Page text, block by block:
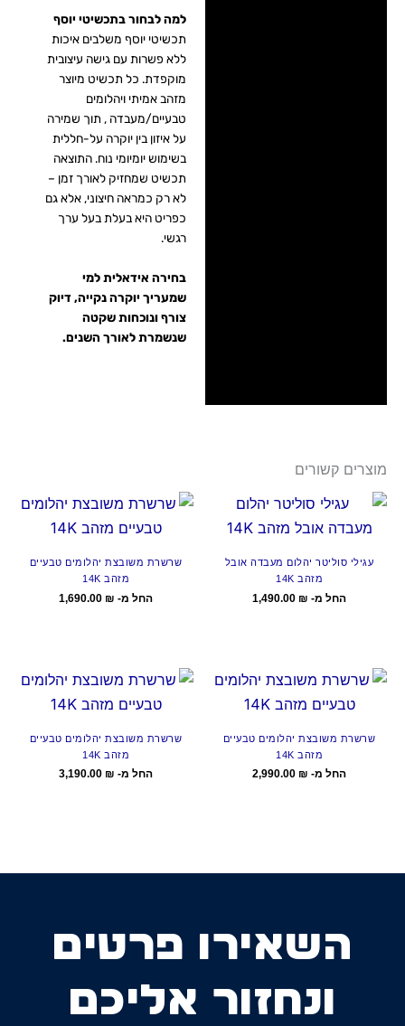
למה לבחור בתכשיטי יוסף
תכשיטי יוסף משלבים איכות
ללא פשרות עם גישה עיצובית
מוקפדת. כל תכשיט מיוצר
מזהב אמיתי ויהלומים
טבעיים/מעבדה , תוך שמירה
על איזון בין יוקרה על-חללית
בשימוש יומיומי נוח. התוצאה
תכשיט שמחזיק לאורך זמן –
לא רק כמראה חיצוני, אלא גם
כפריט היא בעלת בעל ערך
רגשי.
בחירה אידאלית למי
שמעריך יוקרה נקייה, דיוק
צורף ונוכחות שקטה
שנשמרת לאורך השנים.
מוצרים קשורים
עגילי סוליטר יהלום מעבדה אובל
מזהב 14K
החל מ- 1,490.00 ₪
שרשרת משובצת יהלומים טבעיים
מזהב 14K
החל מ- 1,690.00 ₪
שרשרת משובצת יהלומים טבעיים
מזהב 14K
החל מ- 2,990.00 ₪
שרשרת משובצת יהלומים טבעיים
מזהב 14K
החל מ- 3,190.00 ₪
השאירו פרטים
ונחזור אליכם